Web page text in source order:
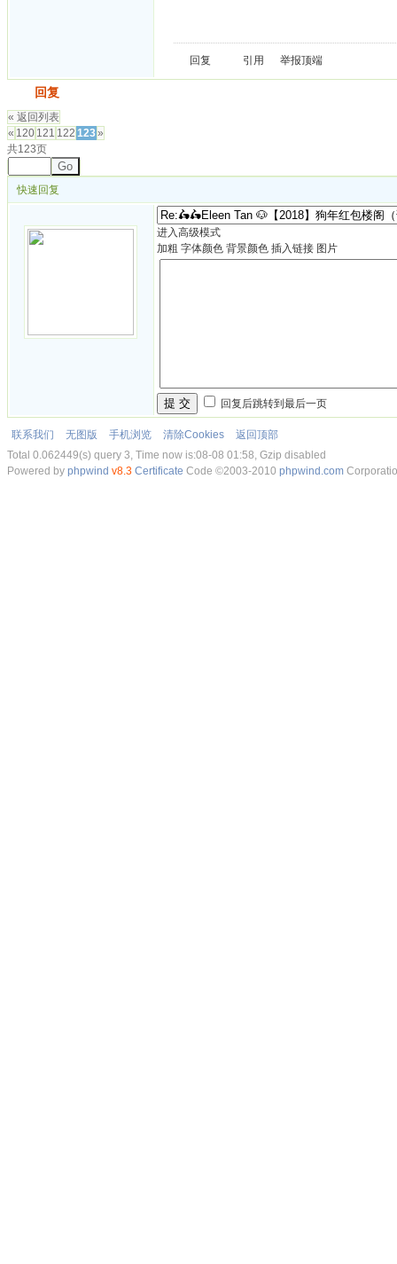
回复 引用 举报顶端
回复
« 返回列表
« 120 121 122 123»
共123页
Go
快速回复
进入高级模式
加粗 字体颜色 背景颜色 插入链接 图片
提 交 回复后跳转到最后一页
联系我们 无图版 手机浏览 清除Cookies
返回顶部
Total 0.062449(s) query 3, Time now is:08-08 01:58, Gzip disabled
Powered by phpwind v8.3 Certificate Code ©2003-2010 phpwind.com